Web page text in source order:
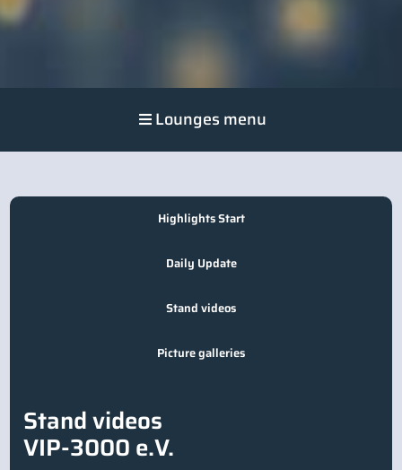
Lounges menu
Highlights Start
Daily Update
Stand videos
Picture galleries
Stand videos
VIP-3000 e.V.